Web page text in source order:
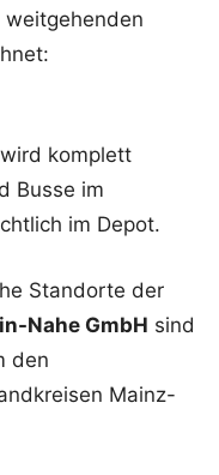
wird komplett
Busse im
im Depot.
Standorte der
Nahe GmbH sind
den
Mainz-